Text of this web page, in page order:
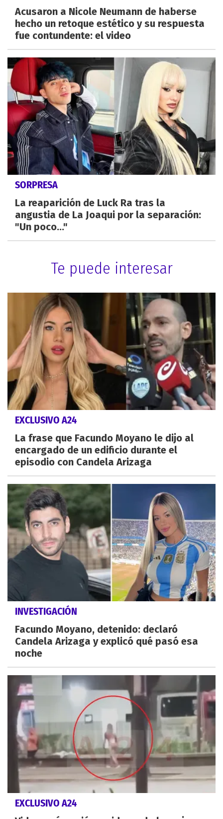
Acusaron a Nicole Neumann de haberse
hecho un retoque estético y su respuesta
fue contundente: el video
SORPRESA
La reaparición de Luck Ra tras la
angustia de La Joaqui por la separación:
"Un poco..."
Te puede interesar
EXCLUSIVO A24
La frase que Facundo Moyano le dijo al
encargado de un edificio durante el
episodio con Candela Arizaga
INVESTIGACIÓN
Facundo Moyano, detenido: declaró
Candela Arizaga y explicó qué pasó esa
noche
EXCLUSIVO A24